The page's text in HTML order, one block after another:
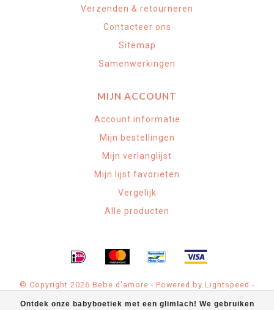
Ontdek onze babyboetiek met een glimlach! We gebruiken
Verzenden & retourneren
Contacteer ons
Sitemap
Samenwerkingen
MIJN ACCOUNT
Account informatie
Mijn bestellingen
Mijn verlanglijst
Mijn lijst favorieten
Vergelijk
Alle producten
© Copyright 2026 Bebe d'amore - Powered by Lightspeed -